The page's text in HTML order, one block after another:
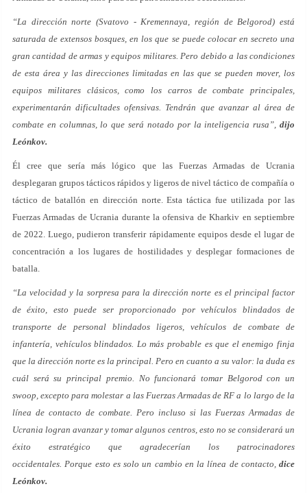
“La dirección norte (Svatovo - Kremennaya, región de Belgorod) está
saturada de extensos bosques, en los que se puede colocar en secreto una
gran cantidad de armas y equipos militares. Pero debido a las condiciones
de esta área y las direcciones limitadas en las que se pueden mover, los
equipos militares clásicos, como los carros de combate principales,
experimentarán dificultades ofensivas. Tendrán que avanzar al área de
combate en columnas, lo que será notado por la inteligencia rusa”, dijo
Leónkov.
Él cree que sería más lógico que las Fuerzas Armadas de Ucrania
desplegaran grupos tácticos rápidos y ligeros de nivel táctico de compañía o
táctico de batallón en dirección norte. Esta táctica fue utilizada por las
Fuerzas Armadas de Ucrania durante la ofensiva de Kharkiv en septiembre
de 2022. Luego, pudieron transferir rápidamente equipos desde el lugar de
concentración a los lugares de hostilidades y desplegar formaciones de
batalla.
“La velocidad y la sorpresa para la dirección norte es el principal factor
de éxito, esto puede ser proporcionado por vehículos blindados de
transporte de personal blindados ligeros, vehículos de combate de
infantería, vehículos blindados. Lo más probable es que el enemigo finja
que la dirección norte es la principal. Pero en cuanto a su valor: la duda es
cuál será su principal premio. No funcionará tomar Belgorod con un
swoop, excepto para molestar a las Fuerzas Armadas de RF a lo largo de la
línea de contacto de combate. Pero incluso si las Fuerzas Armadas de
Ucrania logran avanzar y tomar algunos centros, esto no se considerará un
éxito estratégico que agradecerían los patrocinadores
occidentales. Porque esto es solo un cambio en la línea de contacto, dice
Leónkov.